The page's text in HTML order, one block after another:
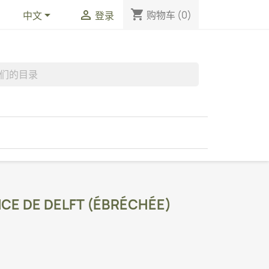
中文  登录 shopping_cart 购物车 (0)
DE DELFT (ÉBRÉCHÉE)